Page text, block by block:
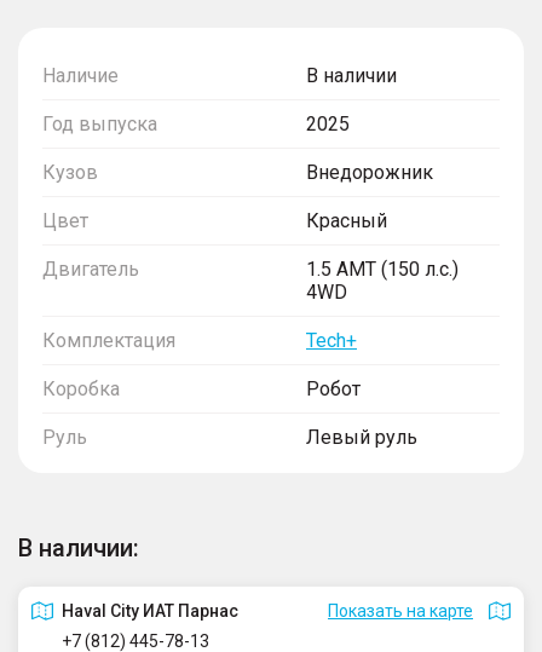
Наличие В наличии
Год выпуска 2025
Кузов Внедорожник
Цвет Красный
Двигатель
1.5 AMT (150 л.с.)
4WD
Комплектация Tech+
Коробка Робот
Руль Левый руль
В наличии:
Haval City ИАТ Парнас
Показать на карте
+7 (812) 445-78-13